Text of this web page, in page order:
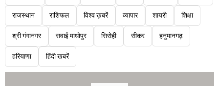
राजस्थान राशिफल विश्व ख़बरें व्यापार शायरी शिक्षा
श्री गंगानगर सवाई माधोपुर सिरोही सीकर हनुमानगढ़
हरियाणा हिंदी खबरें